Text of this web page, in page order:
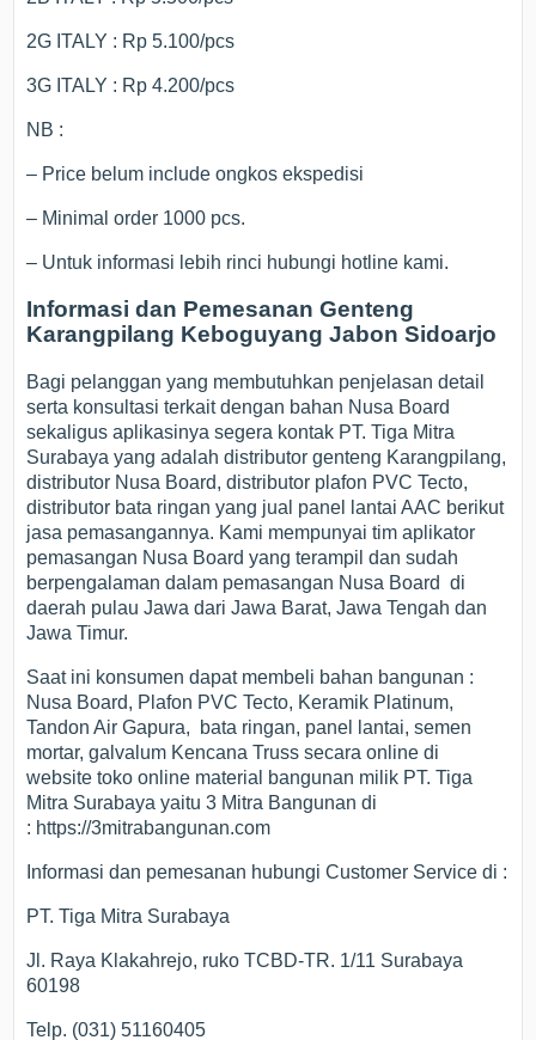
2G ITALY : Rp 5.100/pcs
3G ITALY : Rp 4.200/pcs
NB :
– Price belum include ongkos ekspedisi
– Minimal order 1000 pcs.
– Untuk informasi lebih rinci hubungi hotline kami.
Informasi dan Pemesanan Genteng
Karangpilang Keboguyang Jabon Sidoarjo
Bagi pelanggan yang membutuhkan penjelasan detail
serta konsultasi terkait dengan bahan Nusa Board
sekaligus aplikasinya segera kontak PT. Tiga Mitra
Surabaya yang adalah distributor genteng Karangpilang,
distributor Nusa Board, distributor plafon PVC Tecto,
distributor bata ringan yang jual panel lantai AAC berikut
jasa pemasangannya. Kami mempunyai tim aplikator
pemasangan Nusa Board yang terampil dan sudah
berpengalaman dalam pemasangan Nusa Board di
daerah pulau Jawa dari Jawa Barat, Jawa Tengah dan
Jawa Timur.
Saat ini konsumen dapat membeli bahan bangunan :
Nusa Board, Plafon PVC Tecto, Keramik Platinum,
Tandon Air Gapura, bata ringan, panel lantai, semen
mortar, galvalum Kencana Truss secara online di
website toko online material bangunan milik PT. Tiga
Mitra Surabaya yaitu 3 Mitra Bangunan di
: https://3mitrabangunan.com
Informasi dan pemesanan hubungi Customer Service di :
PT. Tiga Mitra Surabaya
Jl. Raya Klakahrejo, ruko TCBD-TR. 1/11 Surabaya
60198
Telp. (031) 51160405